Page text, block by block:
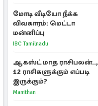
மோடி வீடியோ நீக்க
விவகாரம்: மெட்டா
மன்னிப்பு
IBC Tamilnadu
ஆகஸ்ட் மாத ராசிபலன்..,
12 ராசிகளுக்கும் எப்படி
இருக்கும்?
Manithan